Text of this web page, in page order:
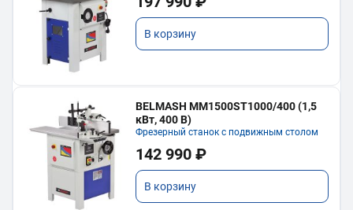
В корзину
BELMASH MM1500ST1000/400 (1,5
кВт, 400 В)
Фрезерный станок с подвижным столом
142 990 ₽
В корзину